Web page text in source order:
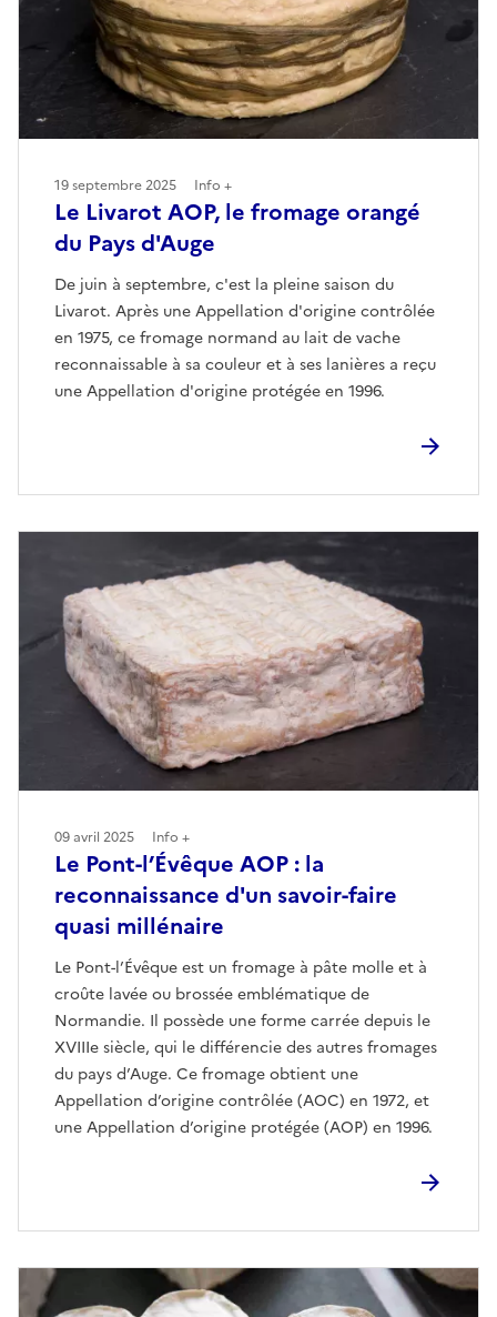
Le Livarot AOP, le fromage orangé
du Pays d'Auge
De juin à septembre, c'est la pleine saison du
Livarot. Après une Appellation d'origine contrôlée
en 1975, ce fromage normand au lait de vache
reconnaissable à sa couleur et à ses lanières a reçu
une Appellation d'origine protégée en 1996.
19 septembre 2025 Info +
Le Pont-l’Évêque AOP : la
reconnaissance d'un savoir-faire
quasi millénaire
Le Pont-l’Évêque est un fromage à pâte molle et à
croûte lavée ou brossée emblématique de
Normandie. Il possède une forme carrée depuis le
XVIIIe siècle, qui le différencie des autres fromages
du pays d’Auge. Ce fromage obtient une
Appellation d’origine contrôlée (AOC) en 1972, et
une Appellation d’origine protégée (AOP) en 1996.
09 avril 2025 Info +